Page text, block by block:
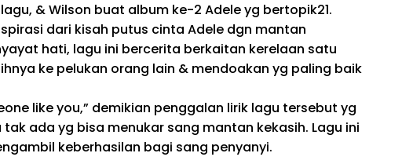
&Wilson buat album ke-2 Adeleyg bertopik21.
dari kisah putus cinta Adele dgn mantan
hati, lagu ini bercerita berkaitan kerelaan satu
ke pelukan orang lain & mendoakan yg paling baik
like you,” demikian penggalan lirik lagu tersebut yg
tak ada yg bisa menukar sang mantan kekasih. Lagu ini
keberhasilan bagi sang penyanyi.